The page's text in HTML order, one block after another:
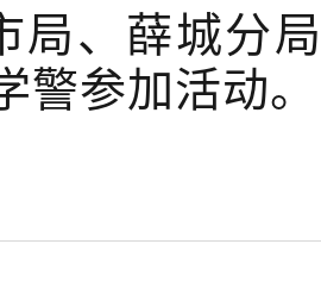
局、薛城分
警参加活动。